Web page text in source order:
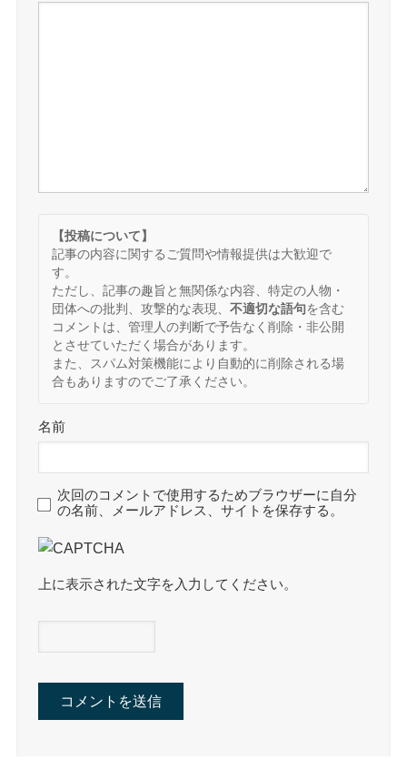
【投稿について】
記事の内容に関するご質問や情報提供は大歓迎で
す。
ただし、記事の趣旨と無関係な内容、特定の人物・
団体への批判、攻撃的な表現、 不適切な語句を含む
コメントは、管理人の判断で予告なく削除・非公開
とさせていただく場合があります。
また、スパム対策機能により自動的に削除される場
合もありますのでご了承ください。
名前
次回のコメントで使用するためブラウザーに自分
の名前、メールアドレス、サイトを保存する。
上に表示された文字を入力してください。